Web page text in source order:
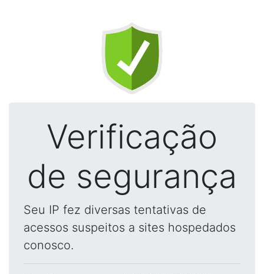
Verificação
de segurança
Seu IP fez diversas tentativas de
acessos suspeitos a sites hospedados
conosco.